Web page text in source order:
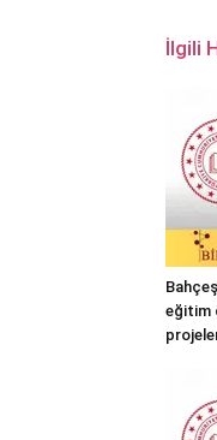
İlgili
eğitim